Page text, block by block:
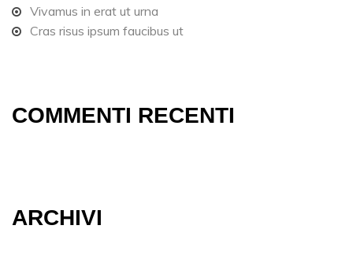
Vivamus in erat ut urna
Cras risus ipsum faucibus ut
COMMENTI RECENTI
ARCHIVI